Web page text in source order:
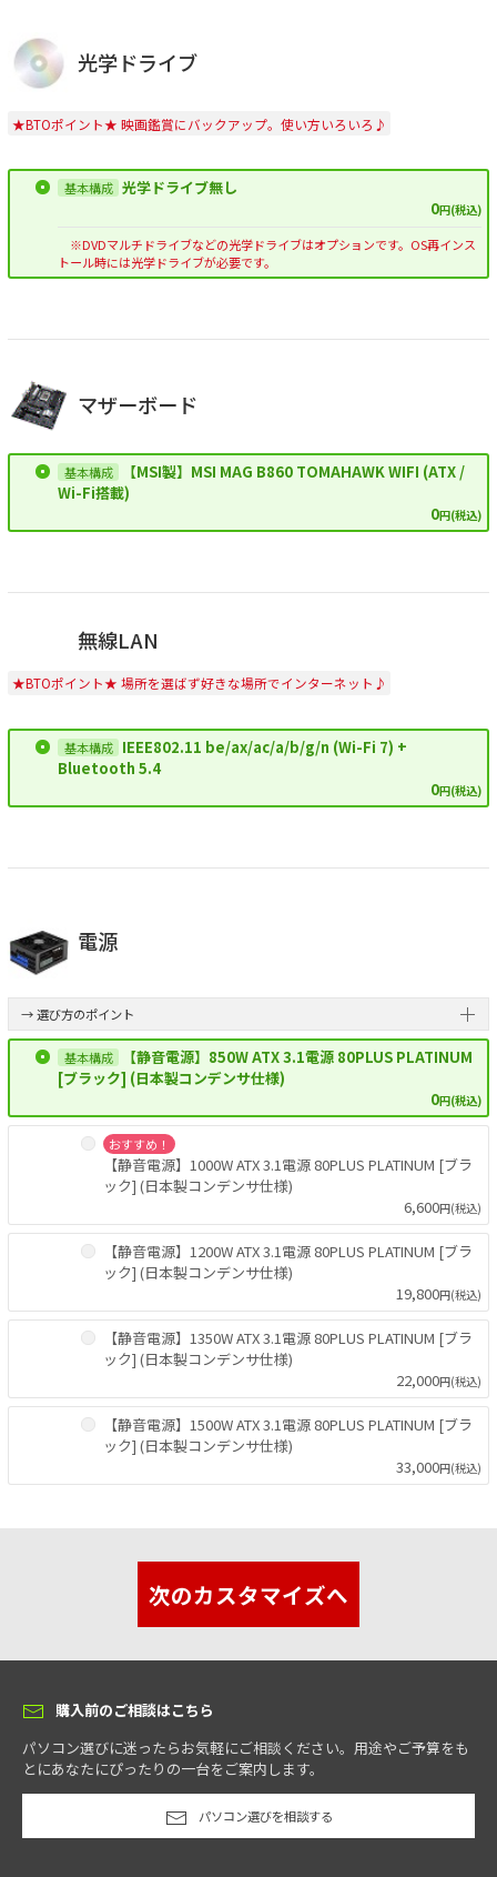
光学ドライブ
★BTOポイント★ 映画鑑賞にバックアップ。使い方いろいろ♪
光学ドライブ無し
0円(税込)
※DVDマルチドライブなどの光学ドライブはオプションです。OS再インス
トール時には光学ドライブが必要です。
マザーボード
【MSI製】MSI MAG B860 TOMAHAWK WIFI (ATX /
Wi-Fi搭載)
0円(税込)
無線LAN
★BTOポイント★ 場所を選ばず好きな場所でインターネット♪
IEEE802.11 be/ax/ac/a/b/g/n (Wi-Fi 7) +
Bluetooth 5.4
0円(税込)
電源
→ 選び方のポイント
【静音電源】850W ATX 3.1電源 80PLUS PLATINUM
[ブラック] (日本製コンデンサ仕様)
0円(税込)
おすすめ！
【静音電源】1000W ATX 3.1電源 80PLUS PLATINUM [ブラ
ック] (日本製コンデンサ仕様)
6,600円(税込)
【静音電源】1200W ATX 3.1電源 80PLUS PLATINUM [ブラ
ック] (日本製コンデンサ仕様)
19,800円(税込)
【静音電源】1350W ATX 3.1電源 80PLUS PLATINUM [ブラ
ック] (日本製コンデンサ仕様)
22,000円(税込)
【静音電源】1500W ATX 3.1電源 80PLUS PLATINUM [ブラ
ック] (日本製コンデンサ仕様)
33,000円(税込)
次のカスタマイズへ
購入前のご相談はこちら
パソコン選びに迷ったらお気軽にご相談ください。用途やご予算をも
とにあなたにぴったりの一台をご案内します。
パソコン選びを相談する